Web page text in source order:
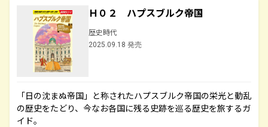
Ｈ０２ ハプスブルク帝国
歴史時代
2025.09.18 発売
「日の沈まぬ帝国」と称されたハプスブルク帝国の栄光と動乱
の歴史をたどり、今なお各国に残る史跡を巡る歴史を旅するガ
イド。